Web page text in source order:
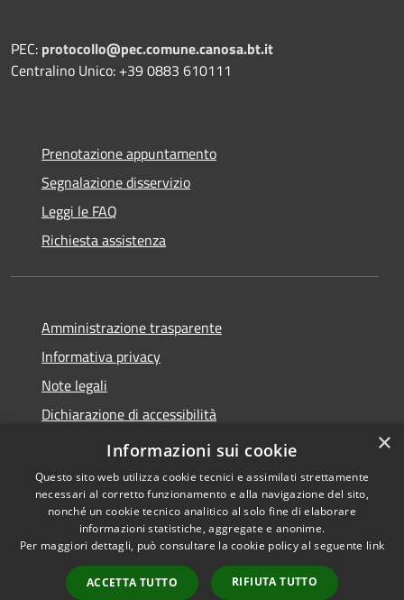
PEC: protocollo@pec.comune.canosa.bt.it
Centralino Unico: +39 0883 610111
Prenotazione appuntamento
Segnalazione disservizio
Leggi le FAQ
Richiesta assistenza
Amministrazione trasparente
Informativa privacy
Note legali
Dichiarazione di accessibilità
WhistleblowingPA
Accessibilità
Copyright © 2026 • Comune di
Canosa di Puglia • Powered by
Municipium•
Accesso
×
Informazioni sui cookie
Questo sito web utilizza cookie tecnici e assimilati strettamente
necessari al corretto funzionamento e alla navigazione del sito,
nonché un cookie tecnico analitico al solo fine di elaborare
informazioni statistiche, aggregate e anonime.
Per maggiori dettagli, può consultare la cookie policy al seguente link
ACCETTA TUTTO RIFIUTA TUTTO